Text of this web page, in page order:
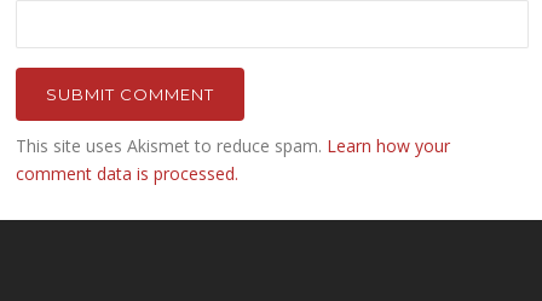
This site uses Akismet to reduce spam. Learn how your
comment data is processed.